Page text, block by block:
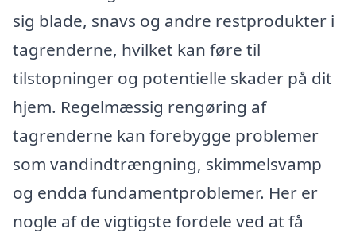
sig blade, snavs og andre restprodukter i
tagrenderne, hvilket kan føre til
tilstopninger og potentielle skader på dit
hjem. Regelmæssig rengøring af
tagrenderne kan forebygge problemer
som vandindtrængning, skimmelsvamp
og endda fundamentproblemer. Her er
nogle af de vigtigste fordele ved at få